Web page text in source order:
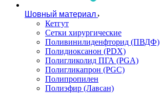
Шовный материал
Кетгут
Сетки хирургические
Поливинилиденфторид (ПВДФ)
Полидиоксанон (PDX)
Полигликолид ПГА (PGA)
Полигликапрон (PGC)
Полипропилен
Полиэфир (Лавсан)